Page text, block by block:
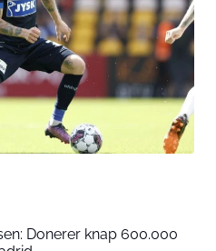
Donerer knap 600.000